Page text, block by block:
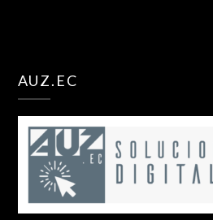
AUZ.EC